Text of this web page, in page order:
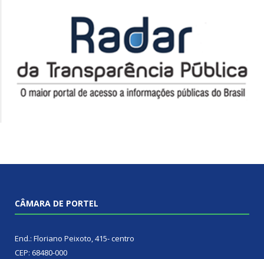
CÂMARA DE PORTEL
End.: Floriano Peixoto, 415- centro
CEP: 68480-000